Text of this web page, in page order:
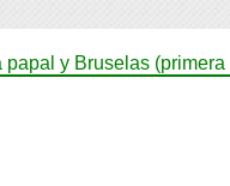
papal y Bruselas (primera